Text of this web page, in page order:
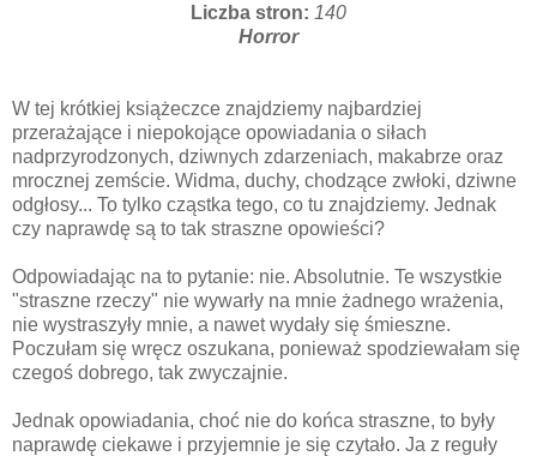
Liczba stron: 140
Horror
W tej krótkiej książeczce znajdziemy najbardziej
przerażające i niepokojące opowiadania o siłach
nadprzyrodzonych, dziwnych zdarzeniach, makabrze oraz
mrocznej zemście. Widma, duchy, chodzące zwłoki, dziwne
odgłosy... To tylko cząstka tego, co tu znajdziemy. Jednak
czy naprawdę są to tak straszne opowieści?
Odpowiadając na to pytanie: nie. Absolutnie. Te wszystkie
"straszne rzeczy" nie wywarły na mnie żadnego wrażenia,
nie wystraszyły mnie, a nawet wydały się śmieszne.
Poczułam się wręcz oszukana, ponieważ spodziewałam się
czegoś dobrego, tak zwyczajnie.
Jednak opowiadania, choć nie do końca straszne, to były
naprawdę ciekawe i przyjemnie je się czytało. Ja z reguły